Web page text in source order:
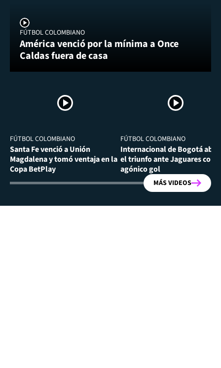
FÚTBOL COLOMBIANO
América venció por la mínima a Once
Caldas fuera de casa
FÚTBOL COLOMBIANO
Santa Fe venció a Unión
Magdalena y tomó ventaja en la
Copa BetPlay
FÚTBOL COLOMBIANO
Internacional de Bogotá
el triunfo ante Jaguares con
agónico gol
MÁS VIDEOS